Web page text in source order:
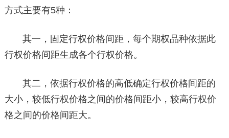
方式主要有5种：
其一，固定行权价格间距，每个期权品种依据此
行权价格间距生成各个行权价格。
其二，依据行权价格的高低确定行权价格间距的
大小，较低行权价格之间的价格间距小，较高行权价
格之间的价格间距大。